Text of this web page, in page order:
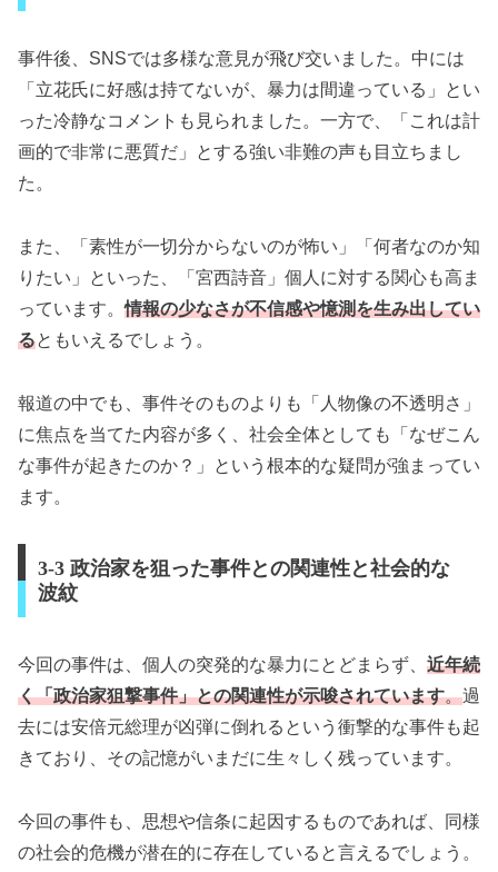
事件後、SNSでは多様な意見が飛び交いました。中には
「立花氏に好感は持てないが、暴力は間違っている」とい
った冷静なコメントも見られました。一方で、「これは計
画的で非常に悪質だ」とする強い非難の声も目立ちまし
た。
また、「素性が一切分からないのが怖い」「何者なのか知
りたい」といった、「宮西詩音」個人に対する関心も高ま
っています。情報の少なさが不信感や憶測を生み出してい
るともいえるでしょう。
報道の中でも、事件そのものよりも「人物像の不透明さ」
に焦点を当てた内容が多く、社会全体としても「なぜこん
な事件が起きたのか？」という根本的な疑問が強まってい
ます。
3-3 政治家を狙った事件との関連性と社会的な
波紋
今回の事件は、個人の突発的な暴力にとどまらず、 近年続
く「政治家狙撃事件」との関連性が示唆されています。過
去には安倍元総理が凶弾に倒れるという衝撃的な事件も起
きており、その記憶がいまだに生々しく残っています。
今回の事件も、思想や信条に起因するものであれば、同様
の社会的危機が潜在的に存在していると言えるでしょう。